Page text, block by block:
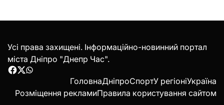
Усі права захищені. Інформаційно-новинний портал
міста Дніпро "Днепр Час".
Facebook
Twitter
WhatsApp
ГоловнаДніпроСпортУ регіоніУкраїна
Розміщення рекламиПравила користування сайтом